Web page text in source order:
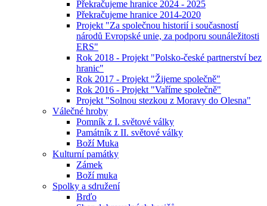
Překračujeme hranice 2024 - 2025
Překračujeme hranice 2014-2020
Projekt "Za společnou historií i současností
národů Evropské unie, za podporu sounáležitosti
ERS"
Rok 2018 - Projekt "Polsko-české partnerství bez
hranic"
Rok 2017 - Projekt "Žijeme společně"
Rok 2016 - Projekt "Vaříme společně"
Projekt "Solnou stezkou z Moravy do Olesna"
Válečné hroby
Pomník z I. světové války
Památník z II. světové války
Boží Muka
Kulturní památky
Zámek
Boží muka
Spolky a sdružení
Brďo